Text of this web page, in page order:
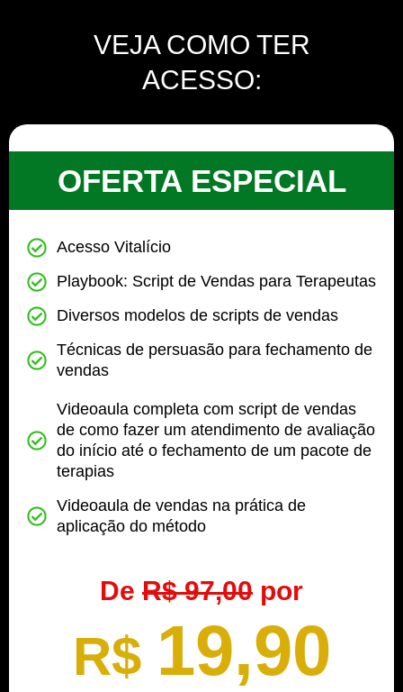
VEJA COMO TER
ACESSO:
OFERTA ESPECIAL
Acesso Vitalício
Playbook: Script de Vendas para Terapeutas​
Diversos modelos de scripts de vendas
Técnicas de persuasão para fechamento de
vendas
Videoaula completa com script de vendas
de como fazer um atendimento de avaliação
do início até o fechamento de um pacote de
terapias
Videoaula de vendas na prática de
aplicação do método
De R$ 97,00 por
R$ 19,90